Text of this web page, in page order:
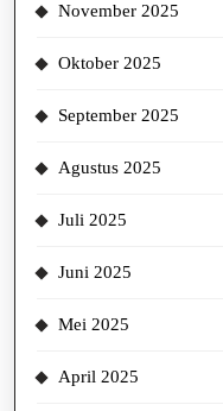
November 2025
Oktober 2025
September 2025
Agustus 2025
Juli 2025
Juni 2025
Mei 2025
April 2025